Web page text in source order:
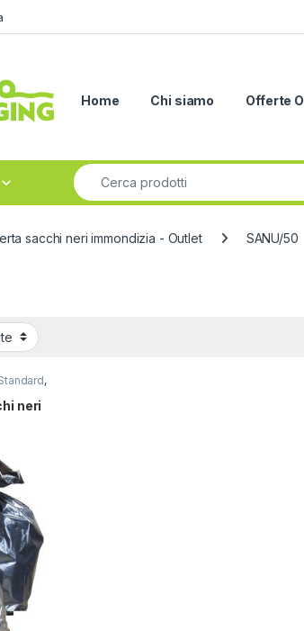
Home Chi siamo Offerte
Search for:
sacchi neri immondizia - Outlet SANU/50
,
neri